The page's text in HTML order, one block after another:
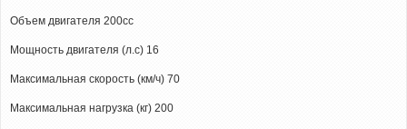
Объем двигателя 200сс
Мощность двигателя (л.с) 16
Максимальная скорость (км/ч) 70
Максимальная нагрузка (кг) 200